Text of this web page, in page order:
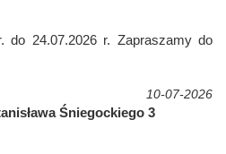
do 24.07.2026 r. Zapraszamy do
10-07-2026
Śniegockiego 3